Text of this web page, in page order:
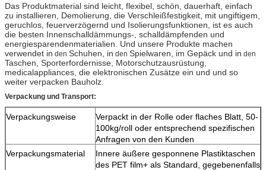
Das Produktmaterial sind leicht, flexibel, schön, dauerhaft, einfach
zu installieren, Demolierung, die Verschleißfestigkeit, mit ungiftigem,
geruchlos, feuerverzögernd und Isolierungsfunktionen, ist es auch
die besten Innenschalldämmungs-, schalldämpfenden und
energiesparendenmaterialien. Und unsere Produkte machen
verwendet in den Schuhen, in den Spielwaren, im Gepäck und in den
Taschen, Sporterfordernisse, Motorschutzausrüstung,
medicalappliances, die elektronischen Zusätze ein und und so
weiter verpacken Bauholz.
Verpackung und Transport:
Verpackungsweise
Verpackt in der Rolle oder flaches Blatt, 50-
100kg/roll oder entsprechend spezifischen
Anfragen von den Kunden
Verpackungsmaterial
Innere äußere gesponnene Plastiktaschen
des PET film+ als Standard, gegebenenfalls